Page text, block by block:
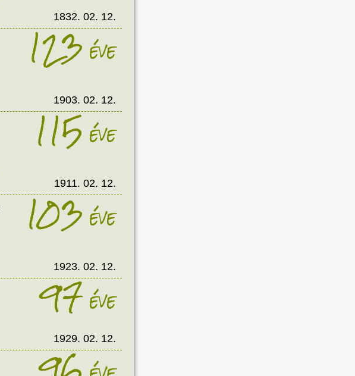
1832. 02. 12.
123éve
1903. 02. 12.
115éve
1911. 02. 12.
103éve
1923. 02. 12.
97éve
1929. 02. 12.